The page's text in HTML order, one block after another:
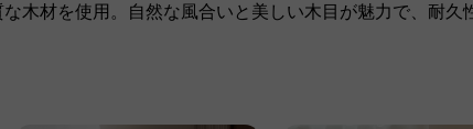
木材を使用。自然な風合いと美しい木目が魅力で、耐